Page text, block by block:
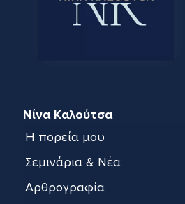
Νίνα Καλούτσα
Η πορεία μου
Σεμινάρια & Νέα
Αρθρογραφία